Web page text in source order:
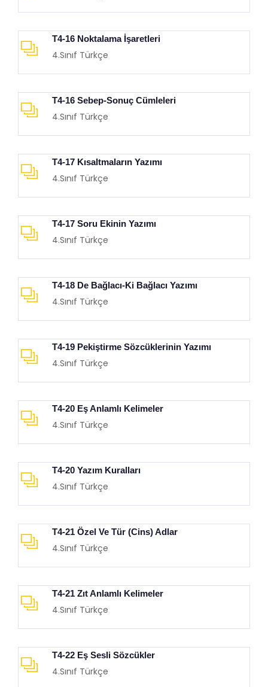
T4-16 Noktalama İşaretleri
4.Sınıf Türkçe
T4-16 Sebep-Sonuç Cümleleri
4.Sınıf Türkçe
T4-17 Kısaltmaların Yazımı
4.Sınıf Türkçe
T4-17 Soru Ekinin Yazımı
4.Sınıf Türkçe
T4-18 De Bağlacı-Ki Bağlacı Yazımı
4.Sınıf Türkçe
T4-19 Pekiştirme Sözcüklerinin Yazımı
4.Sınıf Türkçe
T4-20 Eş Anlamlı Kelimeler
4.Sınıf Türkçe
T4-20 Yazım Kuralları
4.Sınıf Türkçe
T4-21 Özel Ve Tür (Cins) Adlar
4.Sınıf Türkçe
T4-21 Zıt Anlamlı Kelimeler
4.Sınıf Türkçe
T4-22 Eş Sesli Sözcükler
4.Sınıf Türkçe